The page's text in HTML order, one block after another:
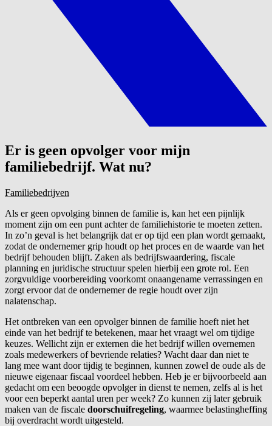
Er is geen opvolger voor mijn
familiebedrijf. Wat nu?
Familiebedrijven
Als er geen opvolging binnen de familie is, kan het een pijnlijk
moment zijn om een punt achter de familiehistorie te moeten zetten.
In zo’n geval is het belangrijk dat er op tijd een plan wordt gemaakt,
zodat de ondernemer grip houdt op het proces en de waarde van het
bedrijf behouden blijft. Zaken als bedrijfswaardering, fiscale
planning en juridische structuur spelen hierbij een grote rol. Een
zorgvuldige voorbereiding voorkomt onaangename verrassingen en
zorgt ervoor dat de ondernemer de regie houdt over zijn
nalatenschap.
Het ontbreken van een opvolger binnen de familie hoeft niet het
einde van het bedrijf te betekenen, maar het vraagt wel om tijdige
keuzes. Wellicht zijn er externen die het bedrijf willen overnemen
zoals medewerkers of bevriende relaties? Wacht daar dan niet te
lang mee want door tijdig te beginnen, kunnen zowel de oude als de
nieuwe eigenaar fiscaal voordeel hebben. Heb je er bijvoorbeeld aan
gedacht om een beoogde opvolger in dienst te nemen, zelfs al is het
voor een beperkt aantal uren per week? Zo kunnen zij later gebruik
maken van de fiscale doorschuifregeling, waarmee belastingheffing
bij overdracht wordt uitgesteld.